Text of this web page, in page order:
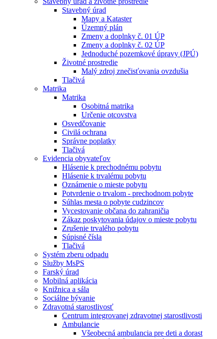
Stavebný úrad
Mapy a Kataster
Územný plán
Zmeny a doplnky č. 01 ÚP
Zmeny a doplnky č. 02 ÚP
Jednoduché pozemkové úpravy (JPÚ)
Životné prostredie
Malý zdroj znečisťovania ovzdušia
Tlačivá
Matrika
Matrika
Osobitná matrika
Určenie otcovstva
Osvedčovanie
Civilá ochrana
Správne poplatky
Tlačivá
Evidencia obyvateľov
Hlásenie k prechodnému pobytu
Hlásenie k trvalému pobytu
Oznámenie o mieste pobytu
Potvrdenie o trvalom - prechodnom pobyte
Súhlas mesta o pobyte cudzincov
Vycestovanie občana do zahraničia
Zákaz poskytovania údajov o mieste pobytu
Zrušenie trvalého pobytu
Súpisné čísla
Tlačivá
Systém zberu odpadu
Služby MsPS
Farský úrad
Mobilná aplikácia
Knižnica a sála
Sociálne bývanie
Zdravotná starostlivosť
Centrum integrovanej zdravotnej starostlivosti
Ambulancie
Všeobecná ambulancia pre deti a dorast